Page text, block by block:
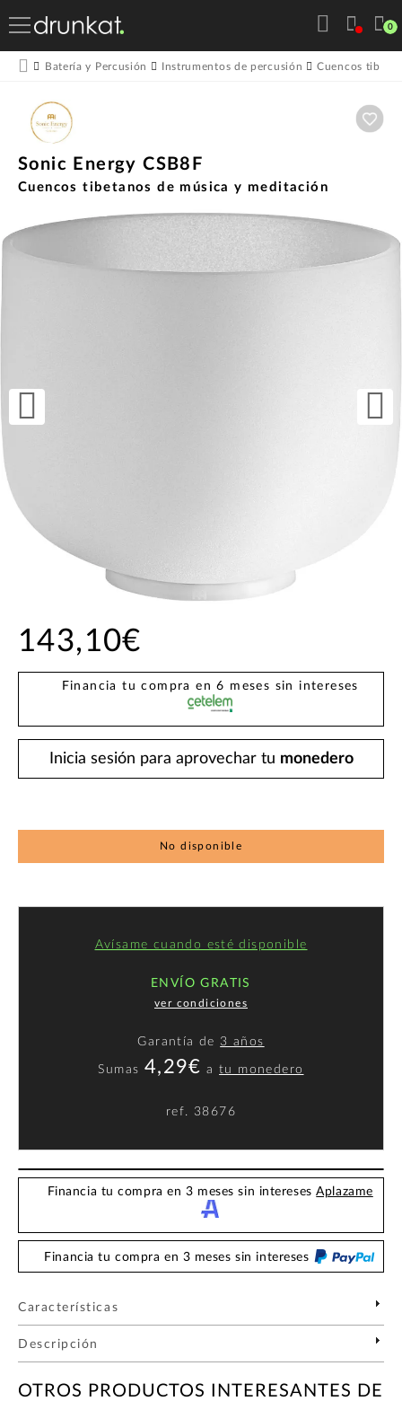
0
Batería y Percusión Instrumentos de percusión Cuencos
Sonic Energy CSB8F
Cuencos tibetanos de música y meditación
143,10€
Financia tu compra en 6 meses sin intereses
Inicia sesión para aprovechar tu monedero
No disponible
Avísame cuando esté disponible
ENVÍO GRATIS
ver condiciones
Garantía de 3 años
Sumas 4,29€ atu monedero
ref. 38676
Financia tu compra en 3 meses sin interesesAplazame
Financia tu compra en 3 meses sin intereses
Características
Descripción
OTROS PRODUCTOS INTERESANTES DE